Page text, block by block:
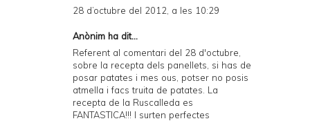
28 d’octubre del 2012, a les 10:29
Anònim ha dit...
Referent al comentari del 28 d'octubre,
sobre la recepta dels panellets, si has de
posar patates i mes ous, potser no posis
atmella i facs truita de patates. La
recepta de la Ruscalleda es
FANTASTICA!!! I surten perfectes